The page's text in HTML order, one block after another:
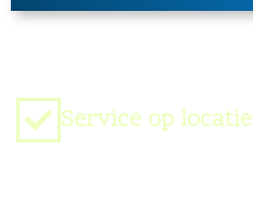
Service op locatie